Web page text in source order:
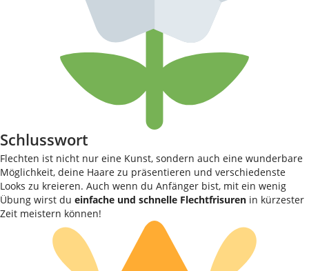
Schlusswort
Flechten ist nicht nur eine Kunst, sondern auch eine wunderbare
Möglichkeit, deine Haare zu präsentieren und verschiedenste
Looks zu kreieren. Auch wenn du Anfänger bist, mit ein wenig
Übung wirst du einfache und schnelle Flechtfrisuren in kürzester
Zeit meistern können!